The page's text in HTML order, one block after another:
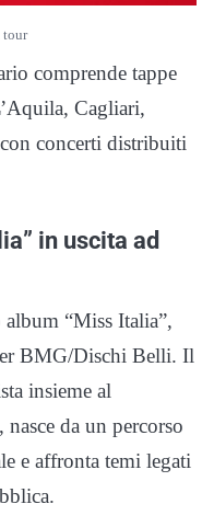
tour
comprende tappe
Cagliari,
concerti distribuiti
in uscita ad
“Miss Italia”,
BMG/Dischi Belli. Il
insieme al
da un percorso
e affronta temi legati